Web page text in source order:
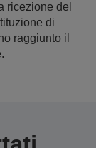
ricezione del
di
raggiunto il